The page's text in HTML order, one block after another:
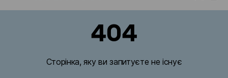
404
Сторінка, яку ви запитуєте не існує